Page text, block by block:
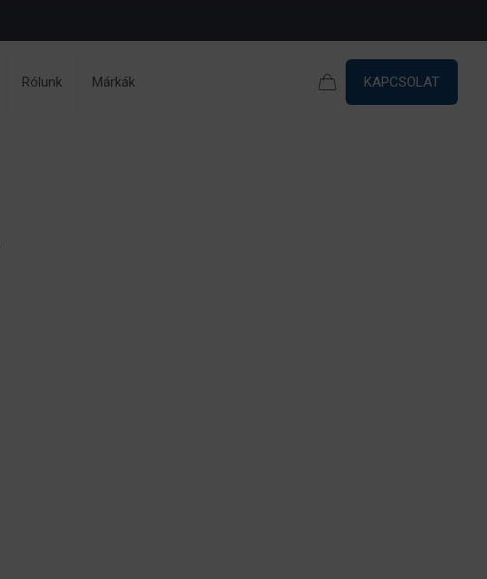
Rólunk Márkák KAPCSOLAT